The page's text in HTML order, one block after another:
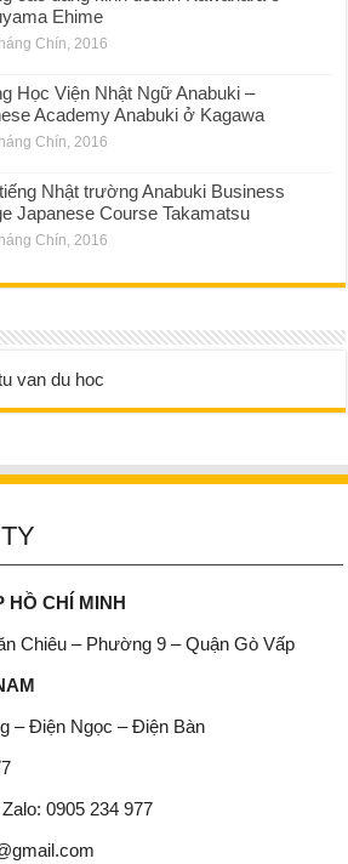
Ehime
Chín, 2016
Học Viện Nhật Ngữ Anabuki –
Academy Anabuki ở Kagawa
Chín, 2016
Nhật trường Anabuki Business
Japanese Course Takamatsu
Chín, 2016
HỒ CHÍ MINH
Chiêu – Phường 9 – Quận Gò Vấp
– Điện Ngọc – Điện Bàn
0905 234 977